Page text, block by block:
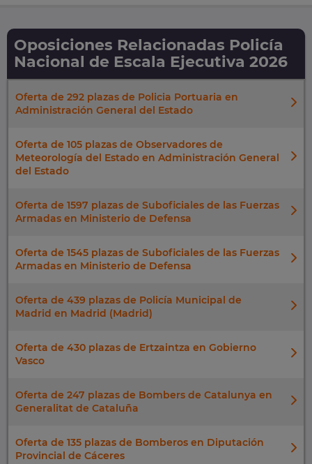
Oposiciones Relacionadas Policía
Nacional de Escala Ejecutiva 2026
Oferta de 292 plazas de Policia Portuaria en
Administración General del Estado
Oferta de 105 plazas de Observadores de
Meteorología del Estado en Administración General
del Estado
Oferta de 1597 plazas de Suboficiales de las Fuerzas
Armadas en Ministerio de Defensa
Oferta de 1545 plazas de Suboficiales de las Fuerzas
Armadas en Ministerio de Defensa
Oferta de 439 plazas de Policía Municipal de
Madrid en Madrid (Madrid)
Oferta de 430 plazas de Ertzaintza en Gobierno
Vasco
Oferta de 247 plazas de Bombers de Catalunya en
Generalitat de Cataluña
Oferta de 135 plazas de Bomberos en Diputación
Provincial de Cáceres